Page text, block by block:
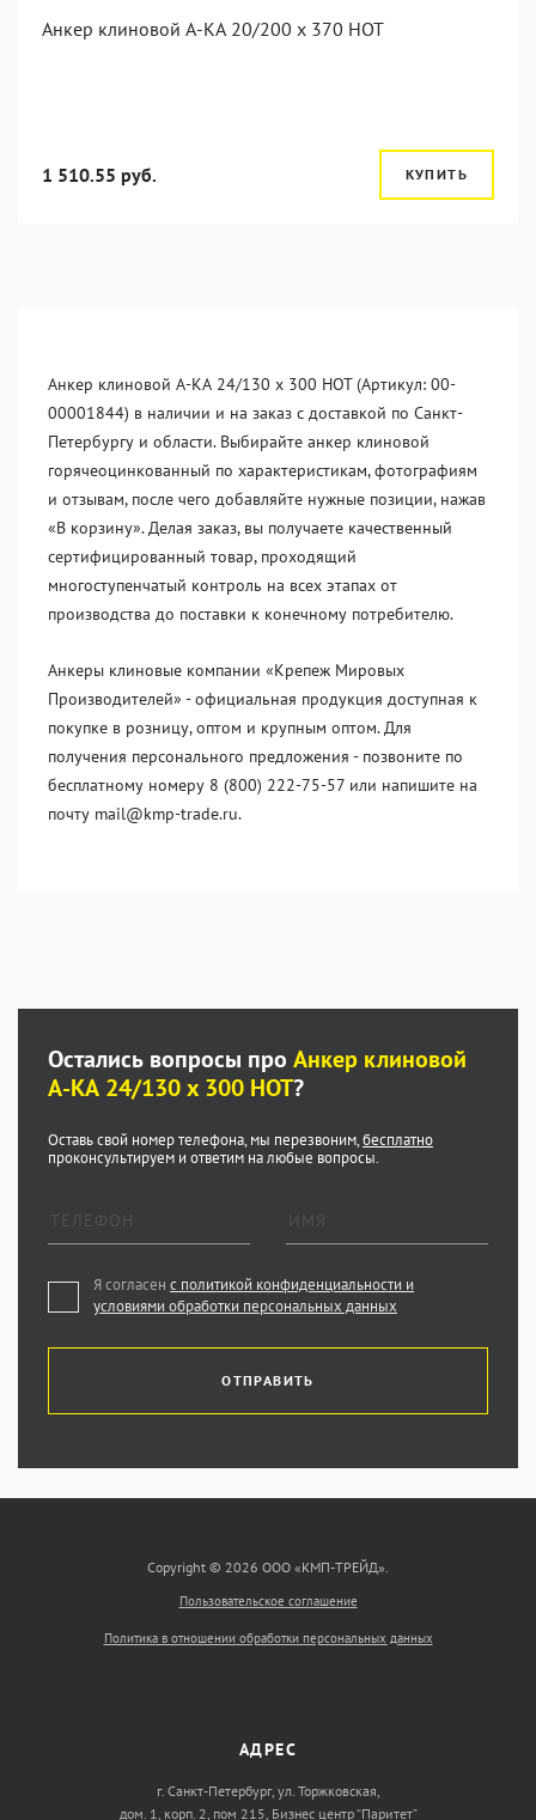
Анкер клиновой А-КА 20/200 x 370 HOT
1 510.55 руб. КУПИТЬ
Анкер клиновой А-КА 24/130 x 300 HOT (Артикул: 00-
00001844) в наличии и на заказ с доставкой по Санкт-
Петербургу и области. Выбирайте анкер клиновой
горячеоцинкованный по характеристикам, фотографиям
и отзывам, после чего добавляйте нужные позиции, нажав
«В корзину». Делая заказ, вы получаете качественный
сертифицированный товар, проходящий
многоступенчатый контроль на всех этапах от
производства до поставки к конечному потребителю.
Анкеры клиновые компании «Крепеж Мировых
Производителей» - официальная продукция доступная к
покупке в розницу, оптом и крупным оптом. Для
получения персонального предложения - позвоните по
бесплатному номеру 8 (800) 222-75-57 или напишите на
почту mail@kmp-trade.ru.
Остались вопросы про Анкер клиновой
А-КА 24/130 x 300 HOT?
Оставь свой номер телефона, мы перезвоним,бесплатно
проконсультируем и ответим на любые вопросы.
Я согласен с политикой конфиденциальности и
условиями обработки персональных данных
ОТПРАВИТЬ
Copyright © 2026 ООО «КМП-ТРЕЙД».
Пользовательское соглашение
Политика в отношении обработки персональных данных
АДРЕС
г. Санкт-Петербург, ул. Торжковская,
дом. 1, корп. 2, пом 215, Бизнес центр “Паритет”